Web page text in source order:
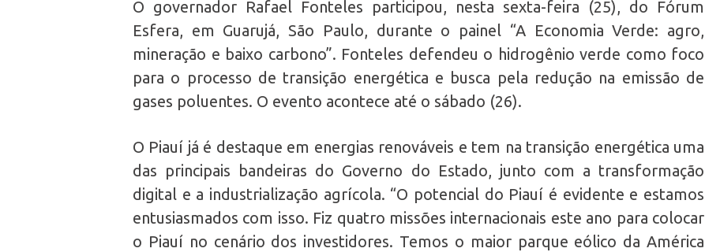
O governador Rafael Fonteles participou, nesta sexta-feira (25), do Fórum
Esfera, em Guarujá, São Paulo, durante o painel “A Economia Verde: agro,
mineração e baixo carbono”. Fonteles defendeu o hidrogênio verde como foco
para o processo de transição energética e busca pela redução na emissão de
gases poluentes. O evento acontece até o sábado (26).
O Piauí já é destaque em energias renováveis e tem na transição energética uma
das principais bandeiras do Governo do Estado, junto com a transformação
digital e a industrialização agrícola. “O potencial do Piauí é evidente e estamos
entusiasmados com isso. Fiz quatro missões internacionais este ano para colocar
o Piauí no cenário dos investidores. Temos o maior parque eólico da América